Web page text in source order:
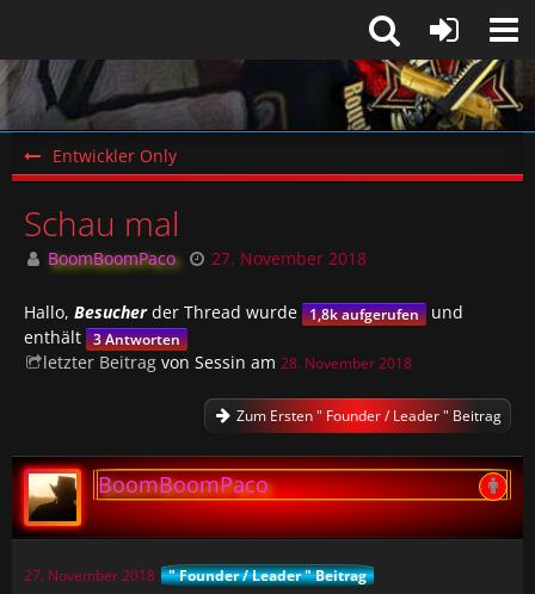
Entwickler Only
Schau mal
BoomBoomPaco 27. November 2018
Hallo, Besucherder Thread wurde 1,8k aufgerufen
und
enthält 3 Antworten
letzter Beitrag von Sessin am 28. November 2018
Zum Ersten " Founder / Leader " Beitrag
BoomBoomPaco
27. November 2018 " Founder / Leader " Beitrag